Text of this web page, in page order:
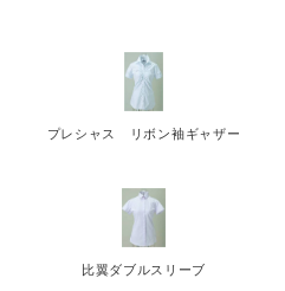
プレシャス リボン袖ギャザー
比翼ダブルスリーブ